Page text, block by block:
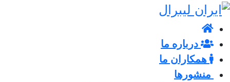
درباره ما
همکاران ما
منشورها